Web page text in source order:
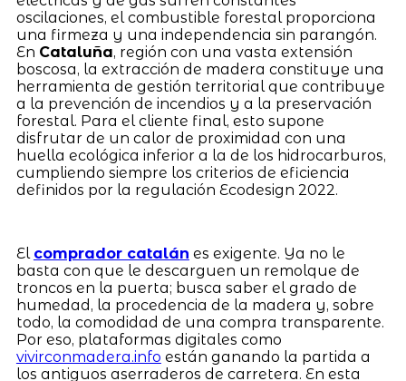
oscilaciones, el combustible forestal proporciona
una firmeza y una independencia sin parangón.
En Cataluña, región con una vasta extensión
boscosa, la extracción de madera constituye una
herramienta de gestión territorial que contribuye
a la prevención de incendios y a la preservación
forestal. Para el cliente final, esto supone
disfrutar de un calor de proximidad con una
huella ecológica inferior a la de los hidrocarburos,
cumpliendo siempre los criterios de eficiencia
definidos por la regulación Ecodesign 2022.
El comprador catalán es exigente. Ya no le
basta con que le descarguen un remolque de
troncos en la puerta; busca saber el grado de
humedad, la procedencia de la madera y, sobre
todo, la comodidad de una compra transparente.
Por eso, plataformas digitales como
vivirconmadera.info están ganando la partida a
los antiguos aserraderos de carretera. En esta